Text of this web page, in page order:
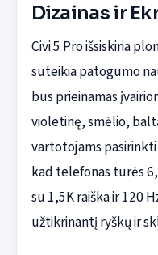
Dizainas ir
Civi 5 Pro išsiskiria
suteikia patogumo
bus prieinamas
violetinę, smėlio,
vartotojams pasirinkti
kad telefonas turės
su 1,5K raiška ir 120
užtikrinantį ryškų ir